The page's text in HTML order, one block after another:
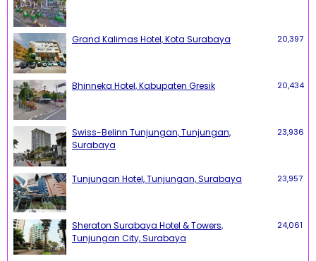
Grand Kalimas Hotel, Kota Surabaya 20,397
Bhinneka Hotel, Kabupaten Gresik 20,434
Swiss-Belinn Tunjungan, Tunjungan,
Surabaya
23,936
Tunjungan Hotel, Tunjungan, Surabaya 23,957
Sheraton Surabaya Hotel & Towers,
Tunjungan City, Surabaya
24,061